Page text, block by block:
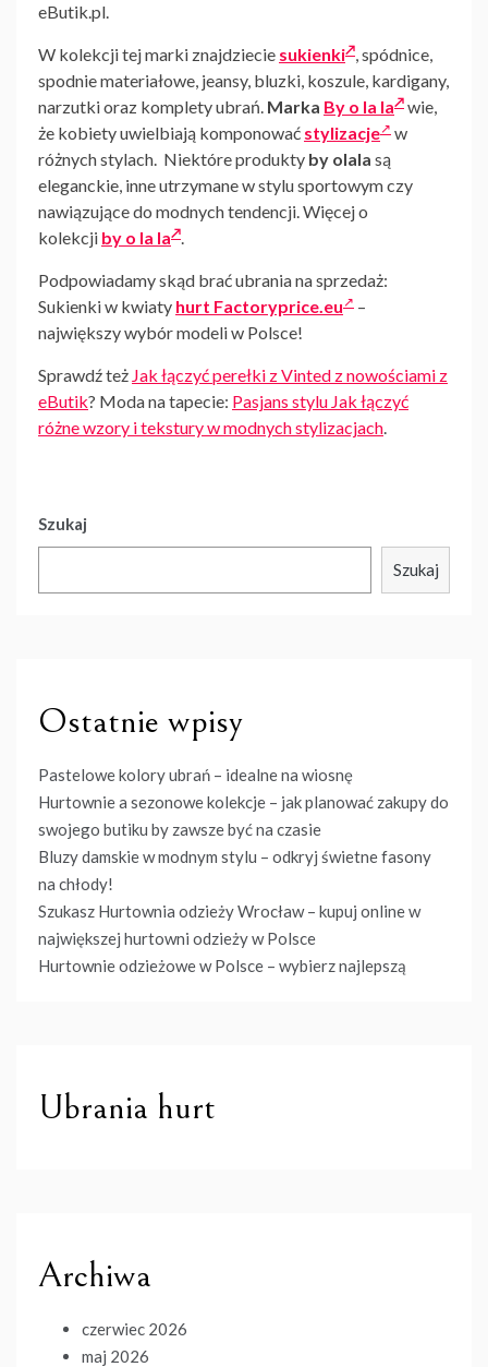
eButik.pl.
W kolekcji tej marki znajdziecie sukienki , spódnice,
spodnie materiałowe, jeansy, bluzki, koszule, kardigany,
narzutki oraz komplety ubrań. Marka By o la la
wie,
że kobiety uwielbiają komponować stylizacje
w
różnych stylach. Niektóre produkty by olala są
eleganckie, inne utrzymane w stylu sportowym czy
nawiązujące do modnych tendencji. Więcej o
kolekcji by o la la .
Podpowiadamy skąd brać ubrania na sprzedaż:
Sukienki w kwiaty hurt Factoryprice.eu
–
największy wybór modeli w Polsce!
Sprawdź też Jak łączyć perełki z Vinted z nowościami z
eButik? Moda na tapecie: Pasjans stylu Jak łączyć
różne wzory i tekstury w modnych stylizacjach.
Szukaj
Szukaj
Ostatnie wpisy
Pastelowe kolory ubrań – idealne na wiosnę
Hurtownie a sezonowe kolekcje – jak planować zakupy do
swojego butiku by zawsze być na czasie
Bluzy damskie w modnym stylu – odkryj świetne fasony
na chłody!
Szukasz Hurtownia odzieży Wrocław – kupuj online w
największej hurtowni odzieży w Polsce
Hurtownie odzieżowe w Polsce – wybierz najlepszą
Ubrania hurt
Archiwa
czerwiec 2026
maj 2026